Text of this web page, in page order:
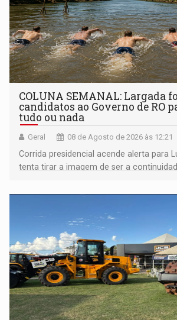
COLUNA SEMANAL: Largada
candidatos ao Governo de RO
tudo ou nada
Geral 08 de Agosto de 2026 às 12:21
Corrida presidencial acende alerta para
tenta tirar a imagem de ser a
não ter entrado no modo eleição; ABAV